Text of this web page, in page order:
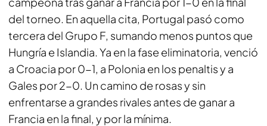
del torneo. En aquella cita, Portugal pasó como
tercera del Grupo F, sumando menos puntos que
Hungría e Islandia. Ya en la fase eliminatoria, venció
a Croacia por 0-1, a Polonia en los penaltis y a
Gales por 2-0. Un camino de rosas y sin
enfrentarse a grandes rivales antes de ganar a
Francia en la final, y por la mínima.